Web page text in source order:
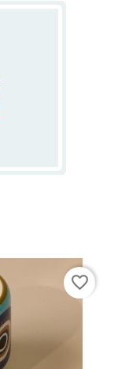
favorite_border